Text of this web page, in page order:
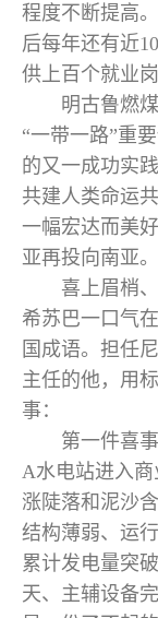
程度不断提高
后每年还有近
供上百个就业
明古鲁燃煤
“一带一路”重
的又一成功实
共建人类命运
一幅宏达而美
亚再投向南亚。
喜上眉梢、
希苏巴一口气
国成语。担任
主任的他，用
事：
第一件喜事
A水电站进入
涨陡落和泥沙
结构薄弱、运
累计发电量突
天、主辅设备